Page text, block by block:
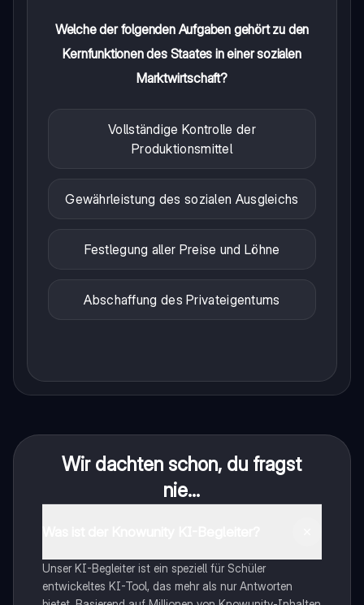
Welche der folgenden Aufgaben gehört zu den
Kernfunktionen des Staates in einer sozialen
Marktwirtschaft?
Vollständige Kontrolle der
Produktionsmittel
Gewährleistung des sozialen Ausgleichs
Festlegung aller Preise und Löhne
Abschaffung des Privateigentums
Wir dachten schon, du fragst
nie...
Unser KI-Begleiter ist ein speziell für Schüler
entwickeltes KI-Tool, das mehr als nur Antworten